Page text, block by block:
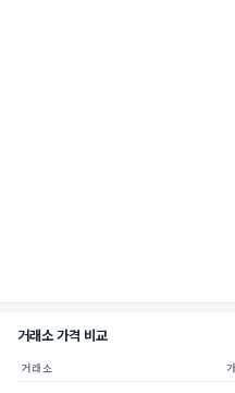
거래소 가격 비교
거래소